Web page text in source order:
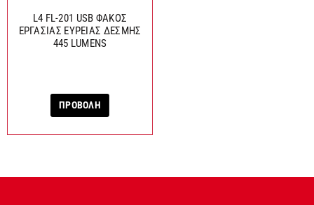
L4 FL-201 USB ΦΑΚΟΣ
ΕΡΓΑΣΙΑΣ ΕΥΡΕΙΑΣ ΔΕΣΜΗΣ
445 LUMENS
ΠΡΟΒΟΛΗ